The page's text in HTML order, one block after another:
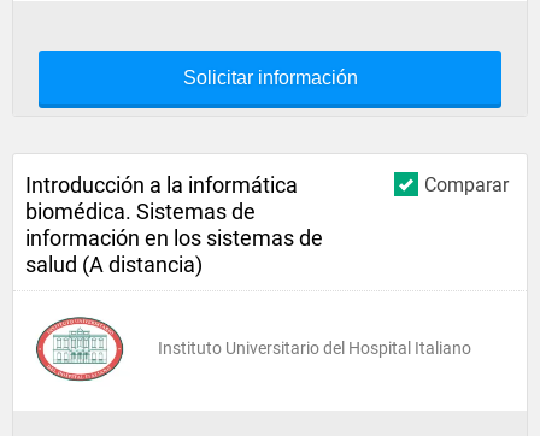
Solicitar información
Comparar
Introducción a la informática
biomédica. Sistemas de
información en los sistemas de
salud (A distancia)
Instituto Universitario del Hospital Italiano